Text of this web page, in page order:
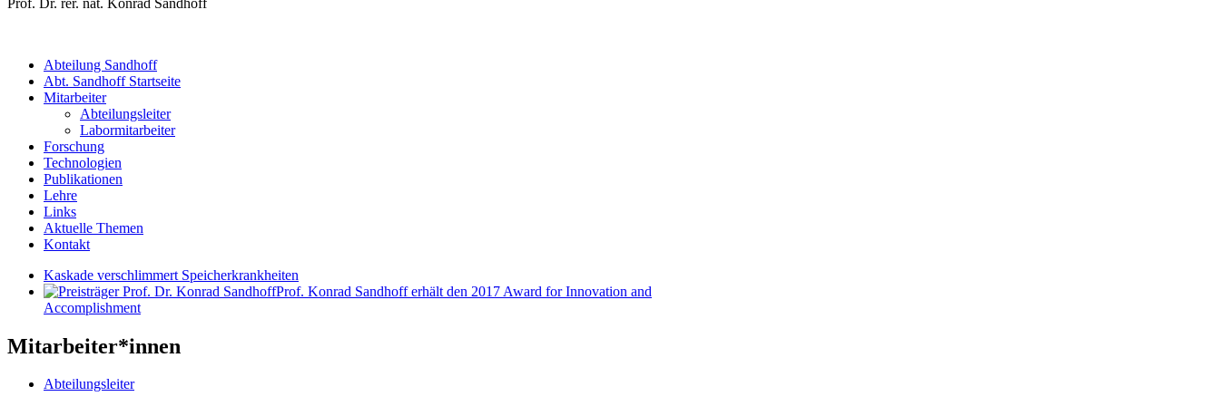
Abteilung Sandhoff
Abt. Sandhoff Startseite
Mitarbeiter
Abteilungsleiter
Labormitarbeiter
Forschung
Technologien
Publikationen
Lehre
Links
Aktuelle Themen
Kontakt
Kaskade verschlimmert Speicherkrankheiten
Prof. Konrad Sandhoff erhält den 2017 Award for Innovation and
Accomplishment
Mitarbeiter*innen
Abteilungsleiter